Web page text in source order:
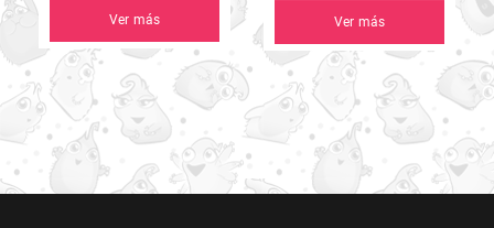
Ver más Ver más